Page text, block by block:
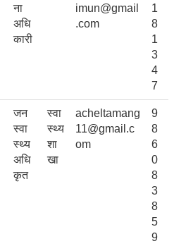
ना
अधि
कारी
imun@gmail
.com
1
8
1
3
4
7
जन
स्वा
स्थ्य
अधि
कृत
स्वा
स्थ्य
शा
खा
acheltamang
11@gmail.c
om
9
8
6
0
8
3
8
5
9